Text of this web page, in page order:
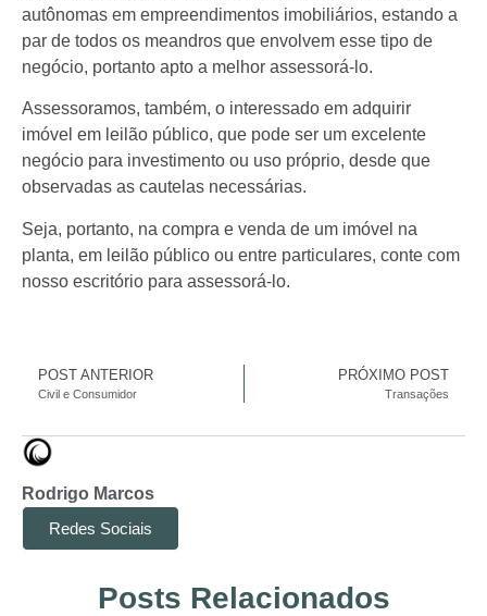
autônomas em empreendimentos imobiliários, estando a
par de todos os meandros que envolvem esse tipo de
negócio, portanto apto a melhor assessorá-lo.
Assessoramos, também, o interessado em adquirir
imóvel em leilão público, que pode ser um excelente
negócio para investimento ou uso próprio, desde que
observadas as cautelas necessárias.
Seja, portanto, na compra e venda de um imóvel na
planta, em leilão público ou entre particulares, conte com
nosso escritório para assessorá-lo.
POST ANTERIOR
Civil e Consumidor
PRÓXIMO POST
Transações
Rodrigo Marcos
Redes Sociais
Posts Relacionados